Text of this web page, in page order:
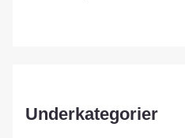
Underkategorier